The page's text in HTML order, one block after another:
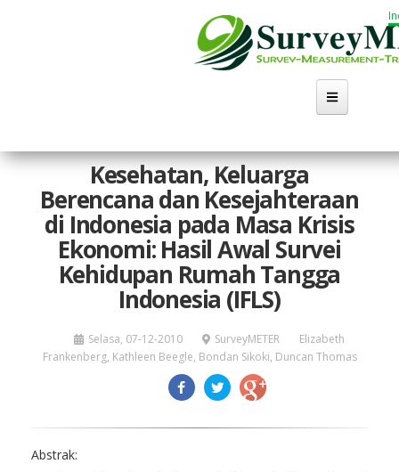
Kesehatan, Keluarga
Berencana dan Kesejahteraan
di Indonesia pada Masa Krisis
Ekonomi: Hasil Awal Survei
Kehidupan Rumah Tangga
Indonesia (IFLS)
Selasa, 07-12-2010 SurveyMETER
Elizabeth
Frankenberg, Kathleen Beegle, Bondan Sikoki, Duncan Thomas
Abstrak: